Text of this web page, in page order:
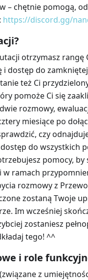
– chętnie pomogą,
https://discord.gg/
otrzymasz rangę
dostęp do
też Ci
pomoże Ci się
rozmowy,
miesiące po
czy
do wszystkich
pomocy, by
w ramach
rozmowy z
zostaną Twoje
Im wcześniej
zostaniesz
tego! ^^
i role
z